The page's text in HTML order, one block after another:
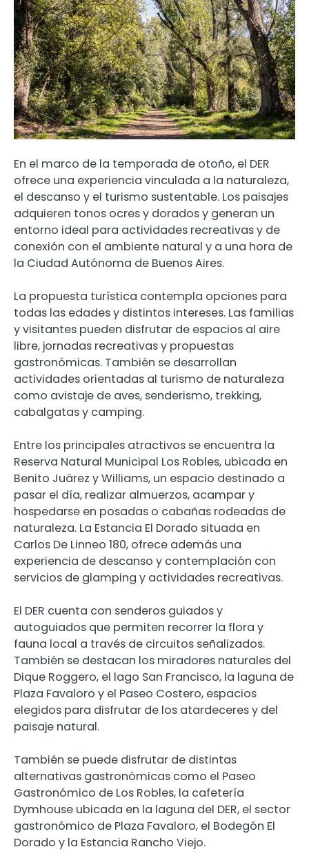
En el marco de la temporada de otoño, el DER
ofrece una experiencia vinculada a la naturaleza,
el descanso y el turismo sustentable. Los paisajes
adquieren tonos ocres y dorados y generan un
entorno ideal para actividades recreativas y de
conexión con el ambiente natural y a una hora de
la Ciudad Autónoma de Buenos Aires.
La propuesta turística contempla opciones para
todas las edades y distintos intereses. Las familias
y visitantes pueden disfrutar de espacios al aire
libre, jornadas recreativas y propuestas
gastronómicas. También se desarrollan
actividades orientadas al turismo de naturaleza
como avistaje de aves, senderismo, trekking,
cabalgatas y camping.
Entre los principales atractivos se encuentra la
Reserva Natural Municipal Los Robles, ubicada en
Benito Juárez y Williams, un espacio destinado a
pasar el día, realizar almuerzos, acampar y
hospedarse en posadas o cabañas rodeadas de
naturaleza. La Estancia El Dorado situada en
Carlos De Linneo 180, ofrece además una
experiencia de descanso y contemplación con
servicios de glamping y actividades recreativas.
El DER cuenta con senderos guiados y
autoguiados que permiten recorrer la flora y
fauna local a través de circuitos señalizados.
También se destacan los miradores naturales del
Dique Roggero, el lago San Francisco, la laguna de
Plaza Favaloro y el Paseo Costero, espacios
elegidos para disfrutar de los atardeceres y del
paisaje natural.
También se puede disfrutar de distintas
alternativas gastronómicas como el Paseo
Gastronómico de Los Robles, la cafetería
Dymhouse ubicada en la laguna del DER, el sector
gastronómico de Plaza Favaloro, el Bodegón El
Dorado y la Estancia Rancho Viejo.